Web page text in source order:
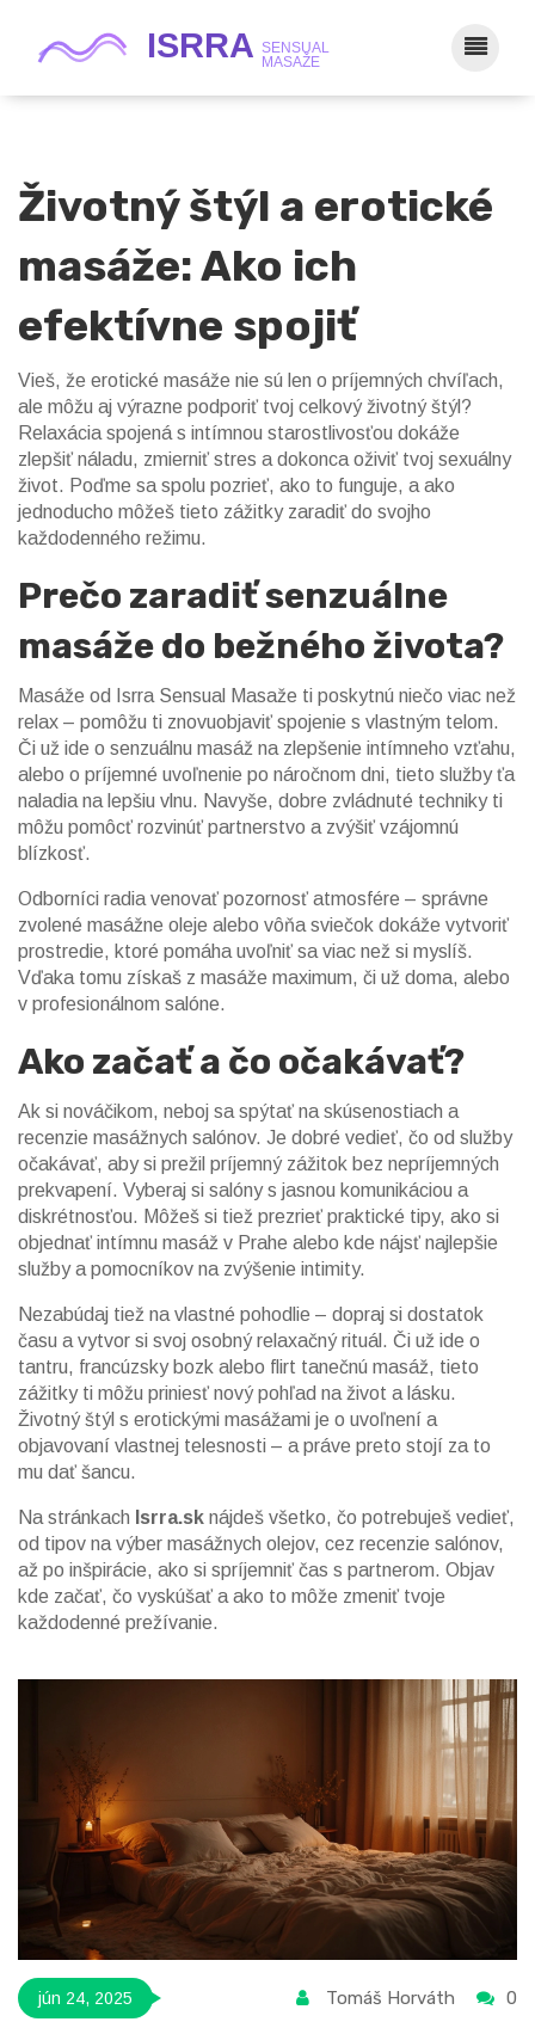
Životný štýl a erotické
masáže: Ako ich
efektívne spojiť
Vieš, že erotické masáže nie sú len o príjemných chvíľach,
ale môžu aj výrazne podporiť tvoj celkový životný štýl?
Relaxácia spojená s intímnou starostlivosťou dokáže
zlepšiť náladu, zmierniť stres a dokonca oživiť tvoj sexuálny
život. Poďme sa spolu pozrieť, ako to funguje, a ako
jednoducho môžeš tieto zážitky zaradiť do svojho
každodenného režimu.
Prečo zaradiť senzuálne
masáže do bežného života?
Masáže od Isrra Sensual Masaže ti poskytnú niečo viac než
relax – pomôžu ti znovuobjaviť spojenie s vlastným telom.
Či už ide o senzuálnu masáž na zlepšenie intímneho vzťahu,
alebo o príjemné uvoľnenie po náročnom dni, tieto služby ťa
naladia na lepšiu vlnu. Navyše, dobre zvládnuté techniky ti
môžu pomôcť rozvinúť partnerstvo a zvýšiť vzájomnú
blízkosť.
Odborníci radia venovať pozornosť atmosfére – správne
zvolené masážne oleje alebo vôňa sviečok dokáže vytvoriť
prostredie, ktoré pomáha uvoľniť sa viac než si myslíš.
Vďaka tomu získaš z masáže maximum, či už doma, alebo
v profesionálnom salóne.
Ako začať a čo očakávať?
Ak si nováčikom, neboj sa spýtať na skúsenostiach a
recenzie masážnych salónov. Je dobré vedieť, čo od služby
očakávať, aby si prežil príjemný zážitok bez nepríjemných
prekvapení. Vyberaj si salóny s jasnou komunikáciou a
diskrétnosťou. Môžeš si tiež prezrieť praktické tipy, ako si
objednať intímnu masáž v Prahe alebo kde nájsť najlepšie
služby a pomocníkov na zvýšenie intimity.
Nezabúdaj tiež na vlastné pohodlie – dopraj si dostatok
času a vytvor si svoj osobný relaxačný rituál. Či už ide o
tantru, francúzsky bozk alebo flirt tanečnú masáž, tieto
zážitky ti môžu priniesť nový pohľad na život a lásku.
Životný štýl s erotickými masážami je o uvoľnení a
objavovaní vlastnej telesnosti – a práve preto stojí za to
mu dať šancu.
Na stránkach Isrra.sk nájdeš všetko, čo potrebuješ vedieť,
od tipov na výber masážnych olejov, cez recenzie salónov,
až po inšpirácie, ako si spríjemniť čas s partnerom. Objav
kde začať, čo vyskúšať a ako to môže zmeniť tvoje
každodenné prežívanie.
jún 24, 2025 Tomáš Horváth 0